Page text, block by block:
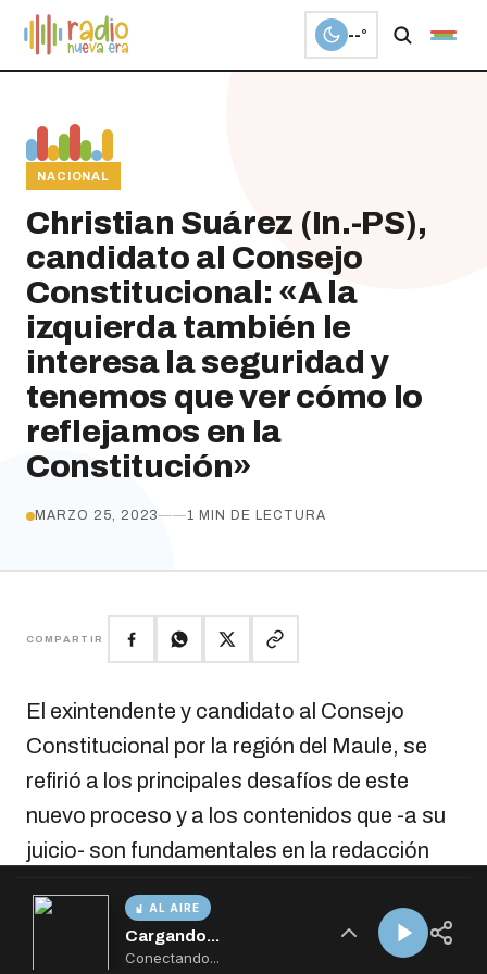
AL AIRE
Cargando...
Conectando...